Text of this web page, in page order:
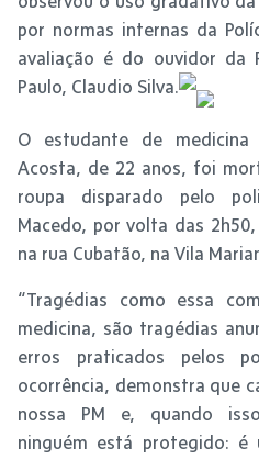
por normas internas da
avaliação é do ouvidor da
Paulo, Claudio Silva.
O estudante de medicina
Acosta, de 22 anos, foi
roupa disparado pelo
Macedo, por volta das
na rua Cubatão, na Vila
“Tragédias como essa
medicina, são tragédias
erros praticados pelos
ocorrência, demonstra que
nossa PM e, quando
ninguém está protegido: